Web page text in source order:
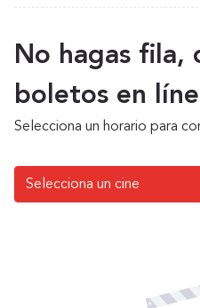
No hagas fila,
boletos en
Selecciona un horario para